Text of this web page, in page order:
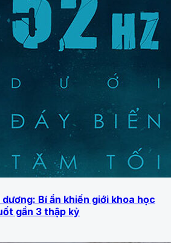
Bí ẩn khiến giới khoa học
gần 3 thập kỷ